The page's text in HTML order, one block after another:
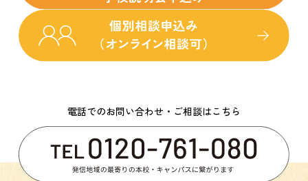
電話でのお問い合わせ・ご相談はこちら